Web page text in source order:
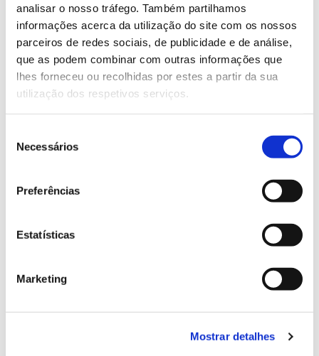
analisar o nosso tráfego. Também partilhamos
informações acerca da utilização do site com os nossos
parceiros de redes sociais, de publicidade e de análise,
que as podem combinar com outras informações que
lhes forneceu ou recolhidas por estes a partir da sua
utilização dos respetivos serviços.
Necessários
Preferências
Estatísticas
Marketing
Mostrar detalhes
13.07.2026
Genoma do priolo e de outras espécies em risco:
conhecer para conservar
Registar galhas de Trichi em acácia-das-espigas:
25.06.2026
Natureza e florestas procuram jovens voluntários